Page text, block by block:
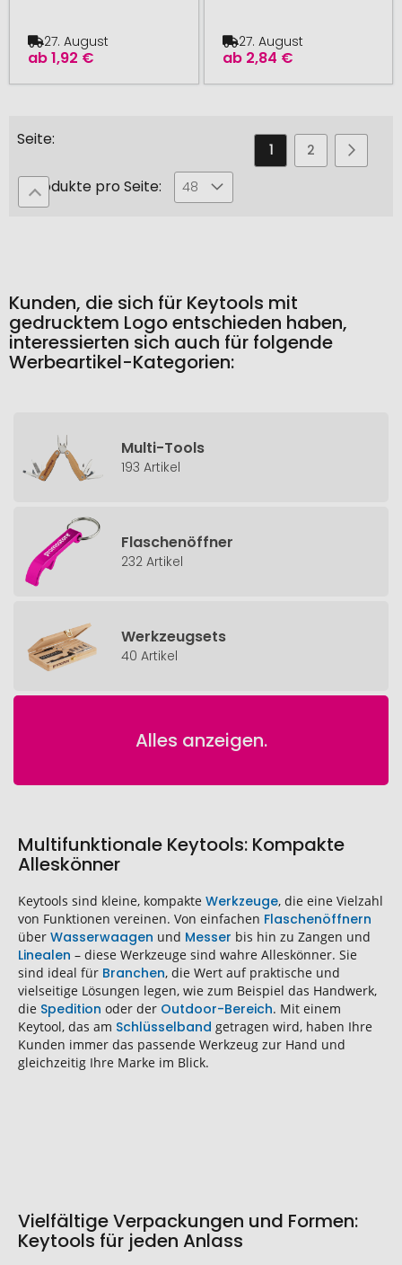
ab1,92 €
27. August
ab 2,84 €
27. August
Seite
Sie
1 Seite
2 Seite
3
Produkte pro Seite: 48
Kunden, die sich für Keytools mit
gedrucktem Logo entschieden haben,
interessierten sich auch für folgende
Werbeartikel-Kategorien:
Multi-Tools
193 Artikel
Flaschenöffner
232 Artikel
Werkzeugsets
40 Artikel
Alles anzeigen.
Multifunktionale Keytools: Kompakte
Alleskönner
Keytools sind kleine, kompakte Werkzeuge, die eine Vielzahl
von Funktionen vereinen. Von einfachen Flaschenöffnern
über Wasserwaagen und Messer bis hin zu Zangen und
Linealen – diese Werkzeuge sind wahre Alleskönner. Sie
sind ideal für Branchen, die Wert auf praktische und
vielseitige Lösungen legen, wie zum Beispiel das Handwerk,
die Spedition oder der Outdoor-Bereich. Mit einem
Keytool, das am Schlüsselband getragen wird, haben Ihre
Kunden immer das passende Werkzeug zur Hand und
gleichzeitig Ihre Marke im Blick.
Vielfältige Verpackungen und Formen:
Keytools für jeden Anlass